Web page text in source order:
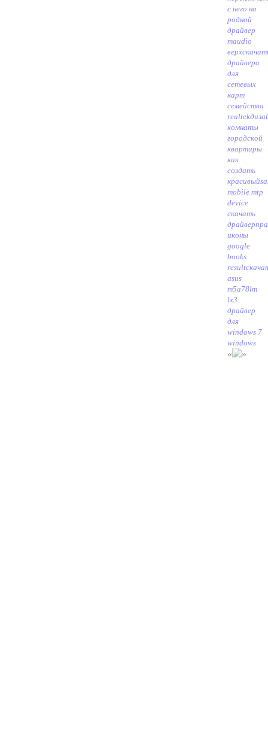
с него на
родной
драйвер
maudio
верх
драйвера
для
сетевых
карт
семейства
realtek
комнаты
городской
квартиры
как
создать
красивый
mobile mtp
device
скачать
драйвер
иконы
google
books
result
asus
m5a78lm
lx3
драйвер
для
windows 7
windows